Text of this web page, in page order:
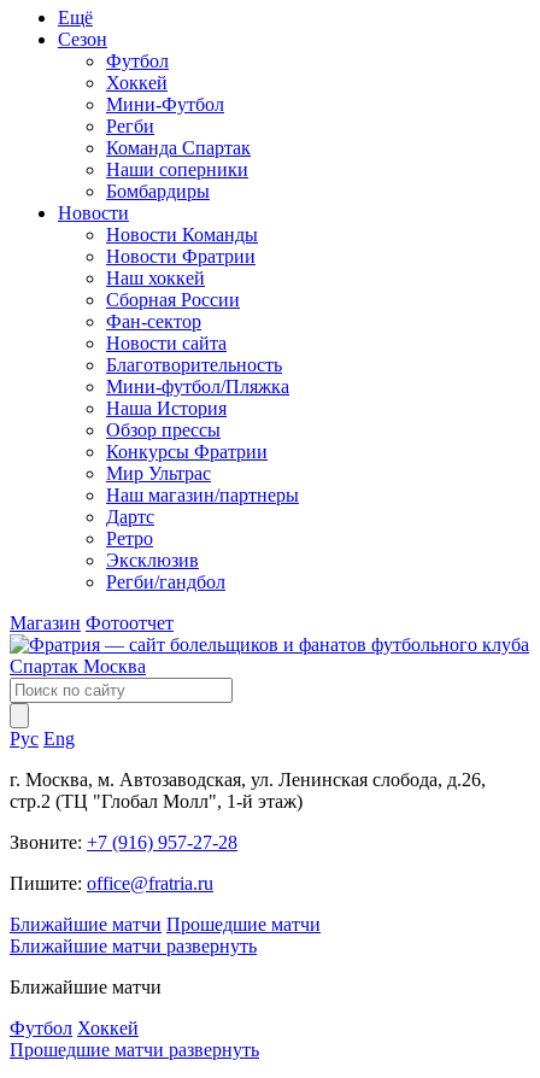
Ещё
Сезон
Футбол
Хоккей
Мини-Футбол
Регби
Команда Спартак
Наши соперники
Бомбардиры
Новости
Новости Команды
Новости Фратрии
Наш хоккей
Сборная России
Фан-cектор
Новости сайта
Благотворительность
Мини-футбол/Пляжка
Наша История
Обзор прессы
Конкурсы Фратрии
Мир Ультрас
Наш магазин/партнеры
Дартс
Ретро
Эксклюзив
Регби/гандбол
Магазин Фотоотчет
Рус Eng
г. Москва, м. Автозаводская, ул. Ленинская слобода, д.26,
стр.2 (ТЦ "Глобал Молл", 1-й этаж)
Звоните: +7 (916) 957-27-28
Пишите: office@fratria.ru
Ближайшие матчи Прошедшие матчи
Ближайшие матчи развернуть
Ближайшие матчи
Футбол Хоккей
Прошедшие матчи развернуть